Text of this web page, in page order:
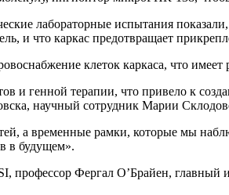
лабораторные испытания
и что каркас предотвращает
клеток каркаса, что
генной терапии, что привело к
научный сотрудник Марии
а временные рамки, которые мы
в будущем».
Фергал О’Брайен, главный